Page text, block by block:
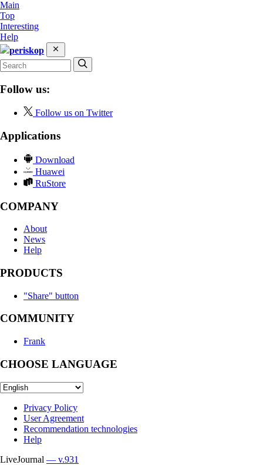
Main
Top
Interesting
Help
periskop
Follow us:
Follow us on Twitter
Applications
Download
Huawei
RuStore
COMPANY
About
News
Help
PRODUCTS
"Share" button
COMMUNITY
Frank
CHOOSE LANGUAGE
Privacy Policy
User Agreement
Recommendation technologies
Help
LiveJournal — v.931